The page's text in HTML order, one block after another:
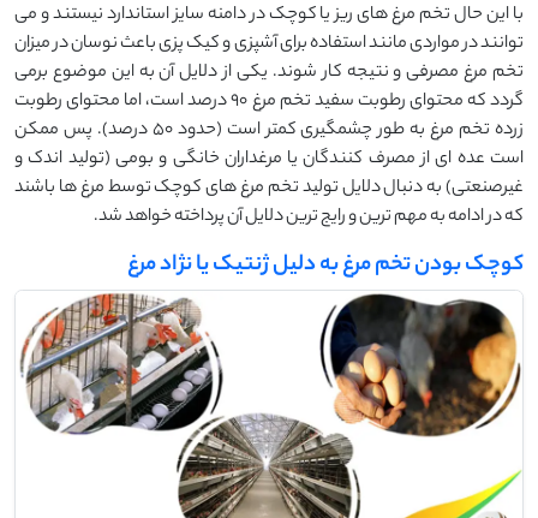
با این حال تخم مرغ های ریز یا کوچک در دامنه سایز استاندارد نیستند و می
توانند در مواردی مانند استفاده برای آشپزی و کیک پزی باعث نوسان در میزان
تخم مرغ مصرفی و نتیجه کار شوند. یکی از دلایل آن به این موضوع برمی
گردد که محتوای رطوبت سفید تخم مرغ 90 درصد است، اما محتوای رطوبت
زرده تخم مرغ به طور چشمگیری کمتر است (حدود 50 درصد). پس ممکن
است عده ای از مصرف کنندگان یا مرغداران خانگی و بومی (تولید اندک و
غیرصنعتی) به دنبال دلایل تولید تخم مرغ های کوچک توسط مرغ ها باشند
که در ادامه به مهم ترین و رایج ترین دلایل آن پرداخته خواهد شد.
کوچک بودن تخم مرغ به دلیل ژنتیک یا نژاد مرغ